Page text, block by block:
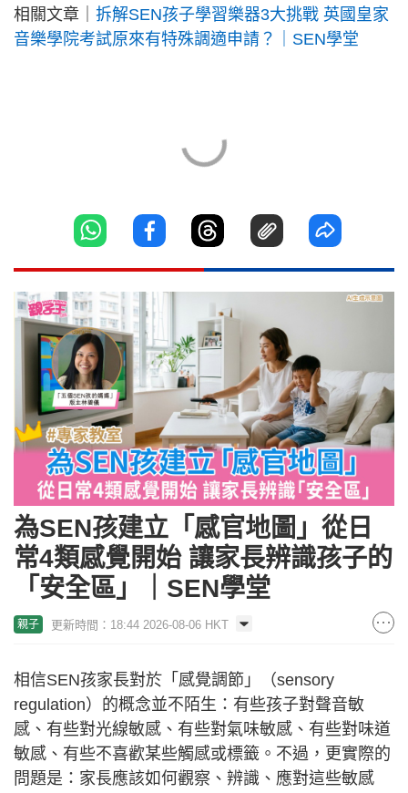
相關文章｜ 拆解SEN孩子學習樂器3大挑戰 英國皇家
音樂學院考試原來有特殊調適申請？｜SEN學堂
為SEN孩建立「感官地圖」從日
常4類感覺開始 讓家長辨識孩子的
「安全區」｜SEN學堂
親子 更新時間：18:44 2026-08-06 HKT
相信SEN孩家長對於「感覺調節」（sensory
regulation）的概念並不陌生：有些孩子對聲音敏
感、有些對光線敏感、有些對氣味敏感、有些對味道
敏感、有些不喜歡某些觸感或標籤。不過，更實際的
問題是：家長應該如何觀察、辨識、應對這些敏感